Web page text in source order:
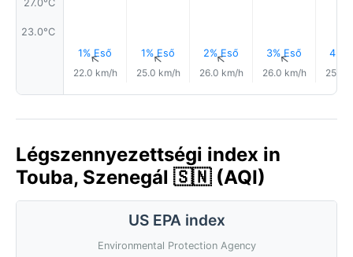
23.0°C
1% Eső
↑
22.0 km/h
1% Eső
↑
25.0 km/h
2% Eső
↑
26.0 km/h
3% Eső
↑
26.0 km/h
4%
25.0
Légszennyezettségi index in
Touba, Szenegál 🇸🇳 (AQI)
US EPA index
Environmental Protection Agency